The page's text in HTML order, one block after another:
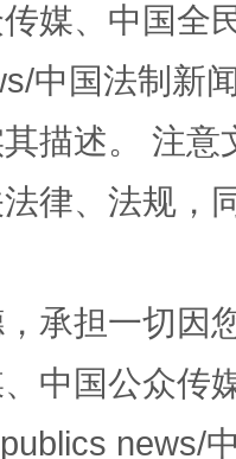
媒、中国全
中国法制新
描述。 注
律、法规，
承担一切因
中国公众传
news/